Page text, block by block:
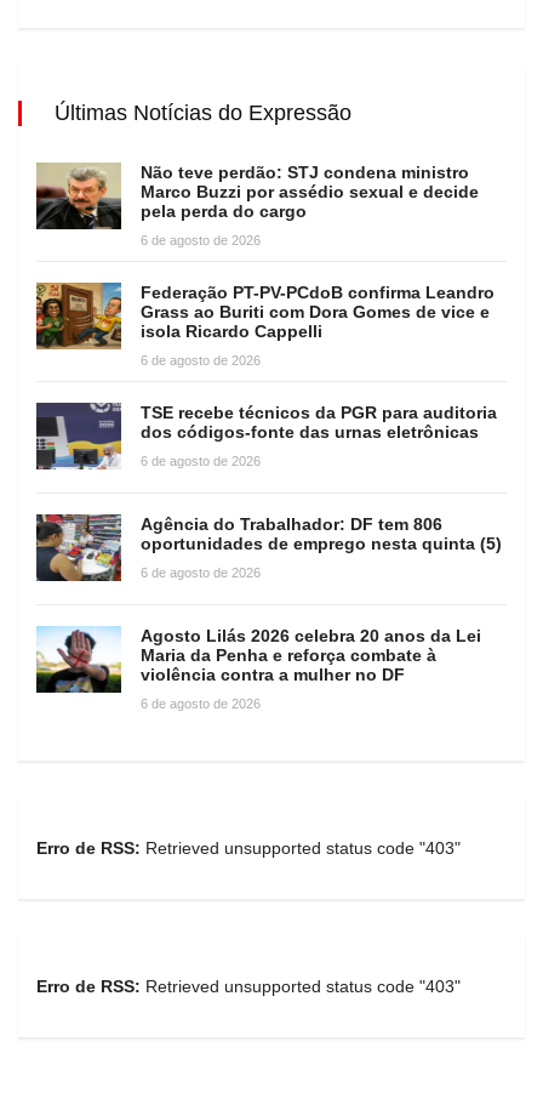
Últimas Notícias do Expressão
Não teve perdão: STJ condena ministro
Marco Buzzi por assédio sexual e decide
pela perda do cargo
6 de agosto de 2026
Federação PT-PV-PCdoB confirma Leandro
Grass ao Buriti com Dora Gomes de vice e
isola Ricardo Cappelli
6 de agosto de 2026
TSE recebe técnicos da PGR para auditoria
dos códigos-fonte das urnas eletrônicas
6 de agosto de 2026
Agência do Trabalhador: DF tem 806
oportunidades de emprego nesta quinta (5)
6 de agosto de 2026
Agosto Lilás 2026 celebra 20 anos da Lei
Maria da Penha e reforça combate à
violência contra a mulher no DF
6 de agosto de 2026
Erro de RSS: Retrieved unsupported status code "403"
Erro de RSS: Retrieved unsupported status code "403"